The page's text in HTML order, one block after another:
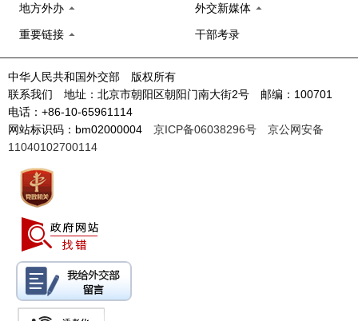
地方外办 外交新媒体
重要链接 干部考录
中华人民共和国外交部 版权所有
联系我们 地址：北京市朝阳区朝阳门南大街2号 邮编：100701
电话：+86-10-65961114
网站标识码：bm02000004 京ICP备06038296号
京公网安备
11040102700114